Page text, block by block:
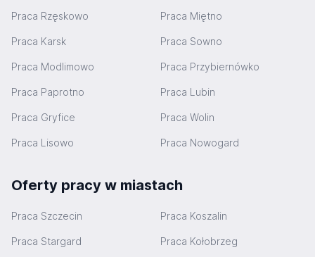
Praca Rzęskowo Praca Miętno
Praca Karsk Praca Sowno
Praca Modlimowo Praca Przybiernówko
Praca Paprotno Praca Lubin
Praca Gryfice Praca Wolin
Praca Lisowo Praca Nowogard
Oferty pracy w miastach
Praca Szczecin Praca Koszalin
Praca Stargard Praca Kołobrzeg